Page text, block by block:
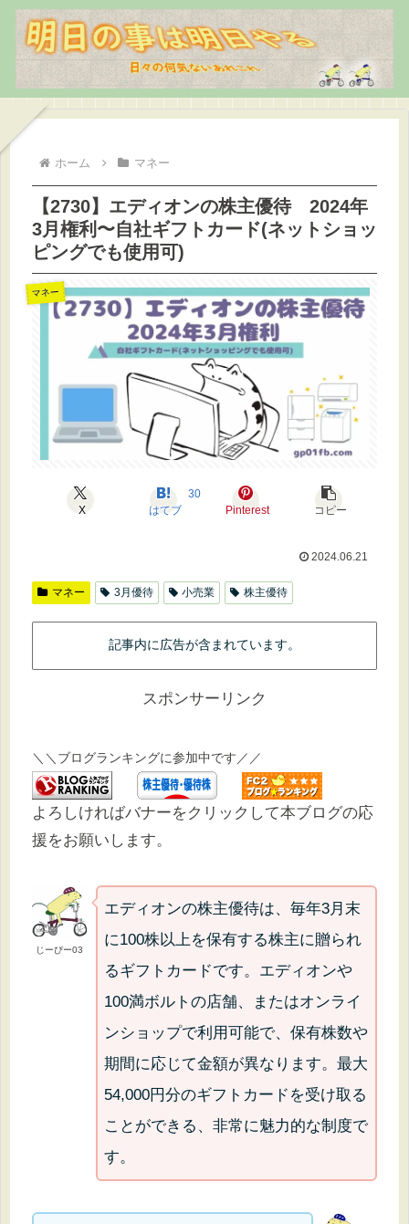
ホーム マネー
【2730】エディオンの株主優待 2024年
3月権利〜自社ギフトカード(ネットショッ
ピングでも使用可)
マネー
X はてブ
30
Pinterest
コピー
2024.06.21
マネー 3月優待 小売業 株主優待
記事内に広告が含まれています。
スポンサーリンク
＼＼ブログランキングに参加中です／／
よろしければバナーをクリックして本ブログの応
援をお願いします。
じーぴー03
エディオンの株主優待は、毎年3月末
に100株以上を保有する株主に贈られ
るギフトカードです。エディオンや
100満ボルトの店舗、またはオンライ
ンショップで利用可能で、保有株数や
期間に応じて金額が異なります。最大
54,000円分のギフトカードを受け取る
ことができる、非常に魅力的な制度で
す。